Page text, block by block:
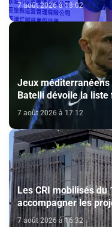
7 août 2026 à 18:02
Jeux
Batelli dévoile la
7 août 2026 à 17:12
Les CRI mobilisés du
accompagner les
7 août 2026 à 16:32